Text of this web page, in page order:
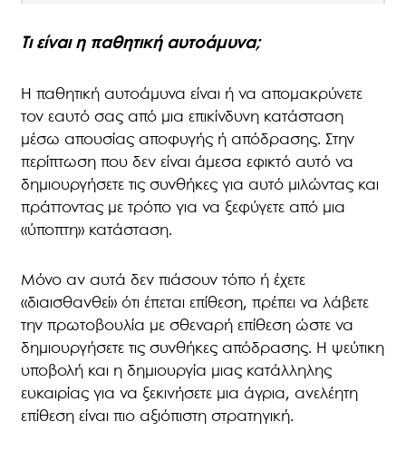
Τι είναι η παθητική αυτοάμυνα;
Η παθητική αυτοάμυνα είναι ή να απομακρύνετε
τον εαυτό σας από μια επικίνδυνη κατάσταση
μέσω απουσίας αποφυγής ή απόδρασης. Στην
περίπτωση που δεν είναι άμεσα εφικτό αυτό να
δημιουργήσετε τις συνθήκες για αυτό μιλώντας και
πράττοντας με τρόπο για να ξεφύγετε από μια
«ύποπτη» κατάσταση.
Μόνο αν αυτά δεν πιάσουν τόπο ή έχετε
«διαισθανθεί» ότι έπεται επίθεση, πρέπει να λάβετε
την πρωτοβουλία με σθεναρή επίθεση ώστε να
δημιουργήσετε τις συνθήκες απόδρασης. Η ψεύτικη
υποβολή και η δημιουργία μιας κατάλληλης
ευκαιρίας για να ξεκινήσετε μια άγρια, ανελέητη
επίθεση είναι πιο αξιόπιστη στρατηγική.